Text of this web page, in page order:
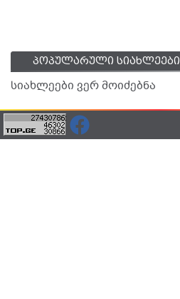
პოპულარული სიახლეები
სიახლეები ვერ მოიძებნა